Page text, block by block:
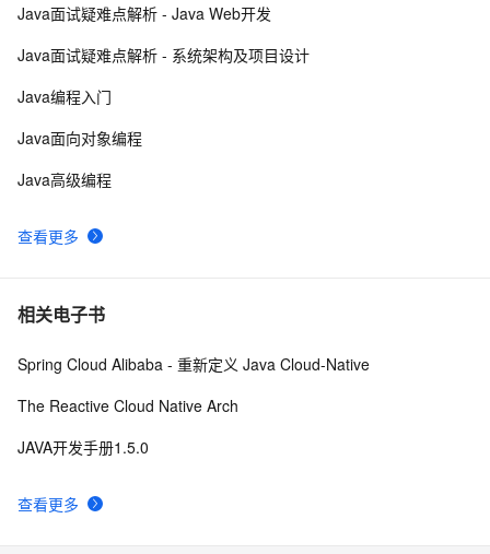
10设计模式之单例模式
查看更多
Java面试疑难点解析 - Java Web开发
Java面试疑难点解析 - 系统架构及项目设计
Java编程入门
Java面向对象编程
Java高级编程
相关电子书
查看更多
Spring Cloud Alibaba - 重新定义 Java Cloud-Native
The Reactive Cloud Native Arch
JAVA开发手册1.5.0